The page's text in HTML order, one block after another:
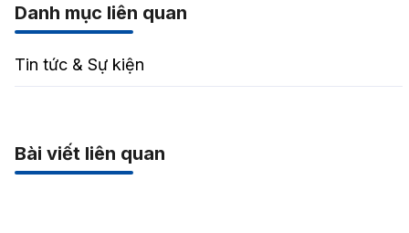
Danh mục liên quan
Tin tức & Sự kiện
Bài viết liên quan